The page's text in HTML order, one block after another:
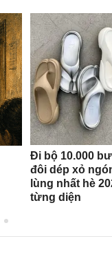
Đi bộ 10.000
đôi dép xỏ
lùng nhất hè
từng diện